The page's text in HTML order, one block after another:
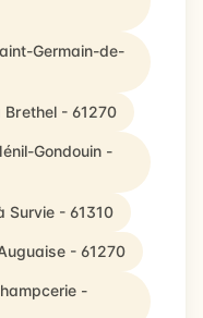
Germain-de-
- 61270
Gondouin -
Survie - 61310
- 61270
-